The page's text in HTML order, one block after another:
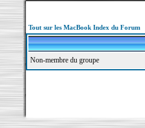
Tout sur les MacBook Index du Forum
Non-membre du groupe